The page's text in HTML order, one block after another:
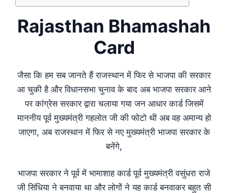
Rajasthan Bhamashah
Card
जैसा कि हम सब जानते हैं राजस्थान में फिर से भाजपा की सरकार
आ चुकी है और विधानसभा चुनाव के बाद अब भाजपा सरकार आने
पर कांग्रेस सरकार द्वारा चलाया गया जन आधार कार्ड जिसमें
माननीय पूर्व मुख्यमंत्री गहलोत जी की फोटो थी अब वह अमान्य हो
जाएगा, अब राजस्थान में फिर से नए मुख्यमंत्री भाजपा सरकार के
बनेंगे,
भाजपा सरकार ने पूर्व में भामाशाह कार्ड पूर्व मुख्यमंत्री वसुंधरा राजे
जी सिंधिया ने बनवाया था और लोगों ने यह कार्ड बनवाकर बहुत सी